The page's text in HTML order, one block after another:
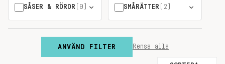
SÅSER & RÖROR (0) SMÅRÄTTER (2)
ANVÄND FILTER Rensa alla